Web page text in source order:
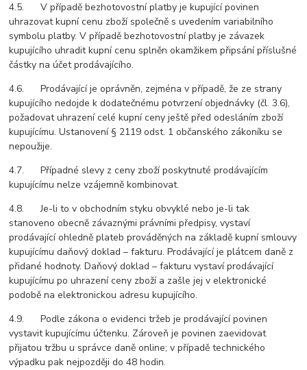
4.5. V případě bezhotovostní platby je kupující povinen
uhrazovat kupní cenu zboží společně s uvedením variabilního
symbolu platby. V případě bezhotovostní platby je závazek
kupujícího uhradit kupní cenu splněn okamžikem připsání příslušné
částky na účet prodávajícího.
4.6. Prodávající je oprávněn, zejména v případě, že ze strany
kupujícího nedojde k dodatečnému potvrzení objednávky (čl. 3.6),
požadovat uhrazení celé kupní ceny ještě před odesláním zboží
kupujícímu. Ustanovení § 2119 odst. 1 občanského zákoníku se
nepoužije.
4.7. Případné slevy z ceny zboží poskytnuté prodávajícím
kupujícímu nelze vzájemně kombinovat.
4.8. Je-li to v obchodním styku obvyklé nebo je-li tak
stanoveno obecně závaznými právními předpisy, vystaví
prodávající ohledně plateb prováděných na základě kupní smlouvy
kupujícímu daňový doklad – fakturu. Prodávající je plátcem daně z
přidané hodnoty. Daňový doklad – fakturu vystaví prodávající
kupujícímu po uhrazení ceny zboží a zašle jej v elektronické
podobě na elektronickou adresu kupujícího.
4.9. Podle zákona o evidenci tržeb je prodávající povinen
vystavit kupujícímu účtenku. Zároveň je povinen zaevidovat
přijatou tržbu u správce daně online; v případě technického
výpadku pak nejpozději do 48 hodin.